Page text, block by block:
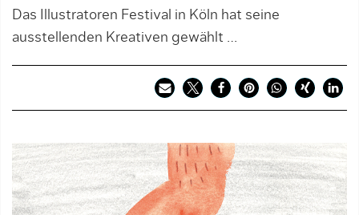
Das Illustratoren Festival in Köln hat seine
ausstellenden Kreativen gewählt …